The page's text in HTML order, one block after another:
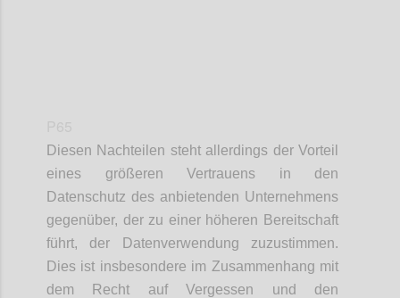
Diesen Nachteilen steht allerdings der Vorteil
eines größeren Vertrauens in den
Datenschutz des anbietenden Unternehmens
gegenüber, der zu einer höheren Bereitschaft
führt, der Datenverwendung zuzustimmen.
Dies ist insbesondere im Zusammenhang mit
dem Recht auf Vergessen und den